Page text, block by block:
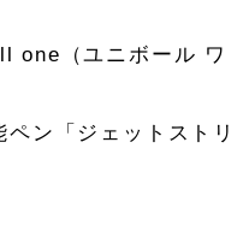
one（ユニボール ワ
ン「ジェットストリ